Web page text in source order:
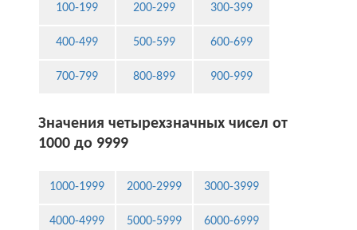
100-199 200-299 300-399
400-499 500-599 600-699
700-799 800-899 900-999
Значения четырехзначных чисел от
1000 до 9999
1000-1999 2000-2999 3000-3999
4000-4999 5000-5999 6000-6999